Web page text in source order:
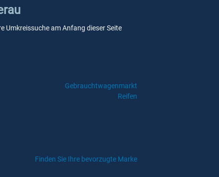
Umkreissuche am Anfang dieser Seite
Gebrauchtwagenmarkt
Reifen
Finden Sie Ihre bevorzugte Marke